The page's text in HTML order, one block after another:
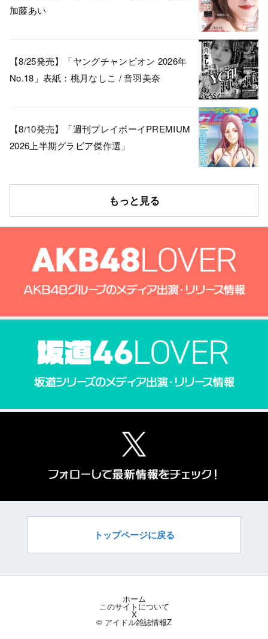
加藤あい
【8/25発売】「ヤングチャンピオン 2026年
No.18」表紙：桃月なしこ / 音羽美奈
【8/10発売】「週刊プレイボーイPREMIUM
2026上半期グラビア傑作選」
もっと見る
トップページに戻る
ホーム
このサイトについて
X
© アイドル雑誌情報Z